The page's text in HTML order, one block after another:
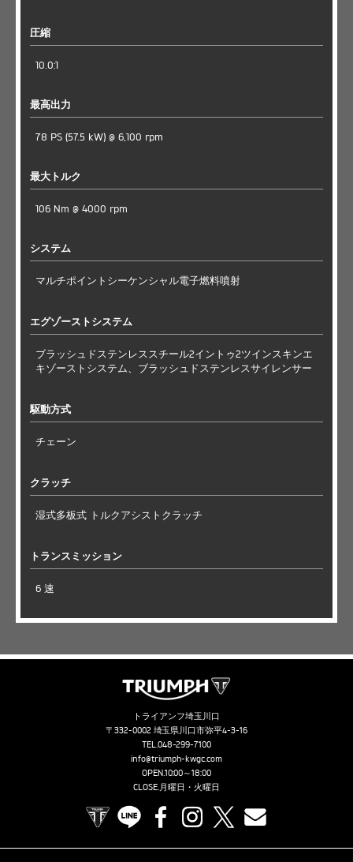
圧縮
10.0:1
最高出力
78 PS (57.5 kW) @ 6,100 rpm
最大トルク
106 Nm @ 4000 rpm
システム
マルチポイントシーケンシャル電子燃料噴射
エグゾーストシステム
ブラッシュドステンレススチール2イントゥ2ツインスキンエ
キゾーストシステム、ブラッシュドステンレスサイレンサー
駆動方式
チェーン
クラッチ
湿式多板式 トルクアシストクラッチ
トランスミッション
6 速
トライアンフ埼玉川口
〒332-0002 埼玉県川口市弥平4-3-16
TEL.048-299-7100
info@triumph-kwgc.com
OPEN.10:00～18:00
CLOSE.月曜日・火曜日
TRIUMPH OFFICIAL SITE
LINE FacebookInstagram